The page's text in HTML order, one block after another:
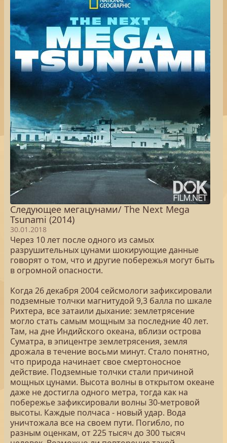
Следующее мегацунами/ The Next Mega
Tsunami (2014)
30.01.2018
Через 10 лет после одного из самых
разрушительных цунами шокирующие данные
говорят о том, что и другие побережья могут быть
в огромной опасности.
Когда 26 декабря 2004 сейсмологи зафиксировали
подземные толчки магнитудой 9,3 балла по шкале
Рихтера, все затаили дыхание: землетрясение
могло стать самым мощным за последние 40 лет.
Там, на дне Индийского океана, вблизи острова
Суматра, в эпицентре землетрясения, земля
дрожала в течение восьми минут. Стало понятно,
что природа начинает свое смертоносное
действие. Подземные толчки стали причиной
мощных цунами. Высота волны в открытом океане
даже не достигла одного метра, тогда как на
побережье зафиксировали волны 30-метровой
высоты. Каждые полчаса - новый удар. Вода
уничтожала все на своем пути. Погибло, по
разным оценкам, от 225 тысяч до 300 тысяч